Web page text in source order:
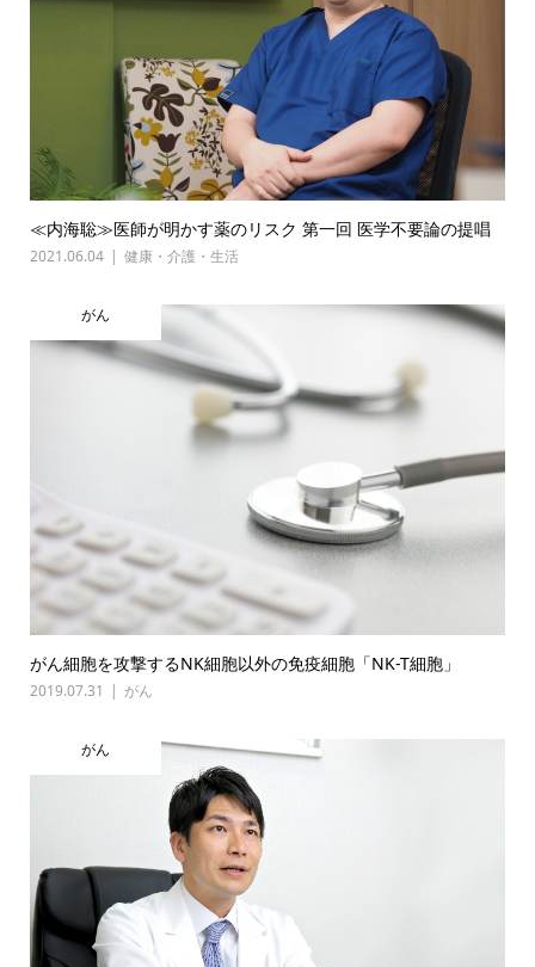
≪内海聡≫医師が明かす薬のリスク 第一回 医学不要論の提唱
2021.06.04 健康・介護・生活
がん
がん細胞を攻撃するNK細胞以外の免疫細胞「NK-T細胞」
2019.07.31 がん
がん